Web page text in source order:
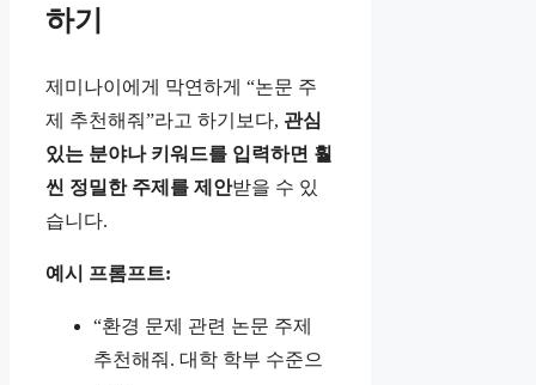
하기
제미나이에게 막연하게 “논문 주
제 추천해줘”라고 하기보다, 관심
있는 분야나 키워드를 입력하면 훨
씬 정밀한 주제를 제안받을 수 있
습니다.
예시 프롬프트:
“환경 문제 관련 논문 주제
추천해줘. 대학 학부 수준으